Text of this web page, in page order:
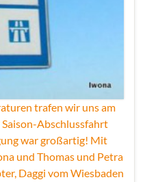
trafen wir uns am
Abschlussfahrt
war großartig! Mit
und Thomas und Petra
Daggi vom Wiesbaden